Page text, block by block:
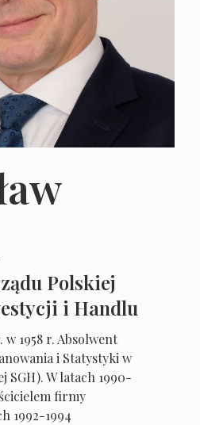
Polskiej
i Handlu
w 1958 r. Absolwent
i Statystyki w
SGH). W latach 1990-
firmy
1992-1994